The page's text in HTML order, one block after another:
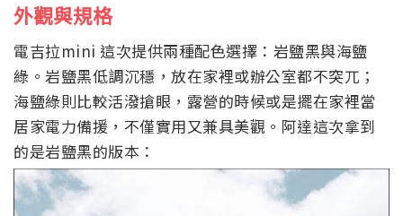
外觀與規格
電吉拉mini 這次提供兩種配色選擇：岩鹽黑與海鹽
綠。岩鹽黑低調沉穩，放在家裡或辦公室都不突兀；
海鹽綠則比較活潑搶眼，露營的時候或是擺在家裡當
居家電力備援，不僅實用又兼具美觀。阿達這次拿到
的是岩鹽黑的版本：